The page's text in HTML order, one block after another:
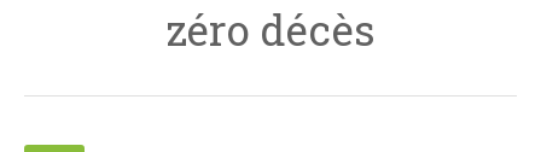
zéro décès